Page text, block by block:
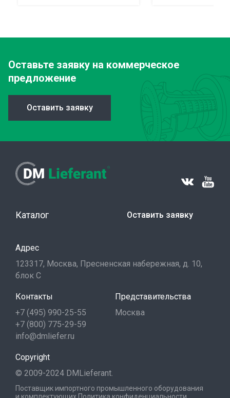
Оставьте заявку на коммерческое
предложение
Оставить заявку
Каталог Оставить заявку
Адрес
123317, Москва, Пресненская набережная, д. 10,
блок С
Контакты
+7 (495) 990-25-55
+7 (800) 775-29-59
info@dmliefer.ru
Представительства
Москва
Copyright
© 2009-2024 DMLieferant.
Поставщик импортного промышленного оборудования
и комплектующих Политика конфиденциальности